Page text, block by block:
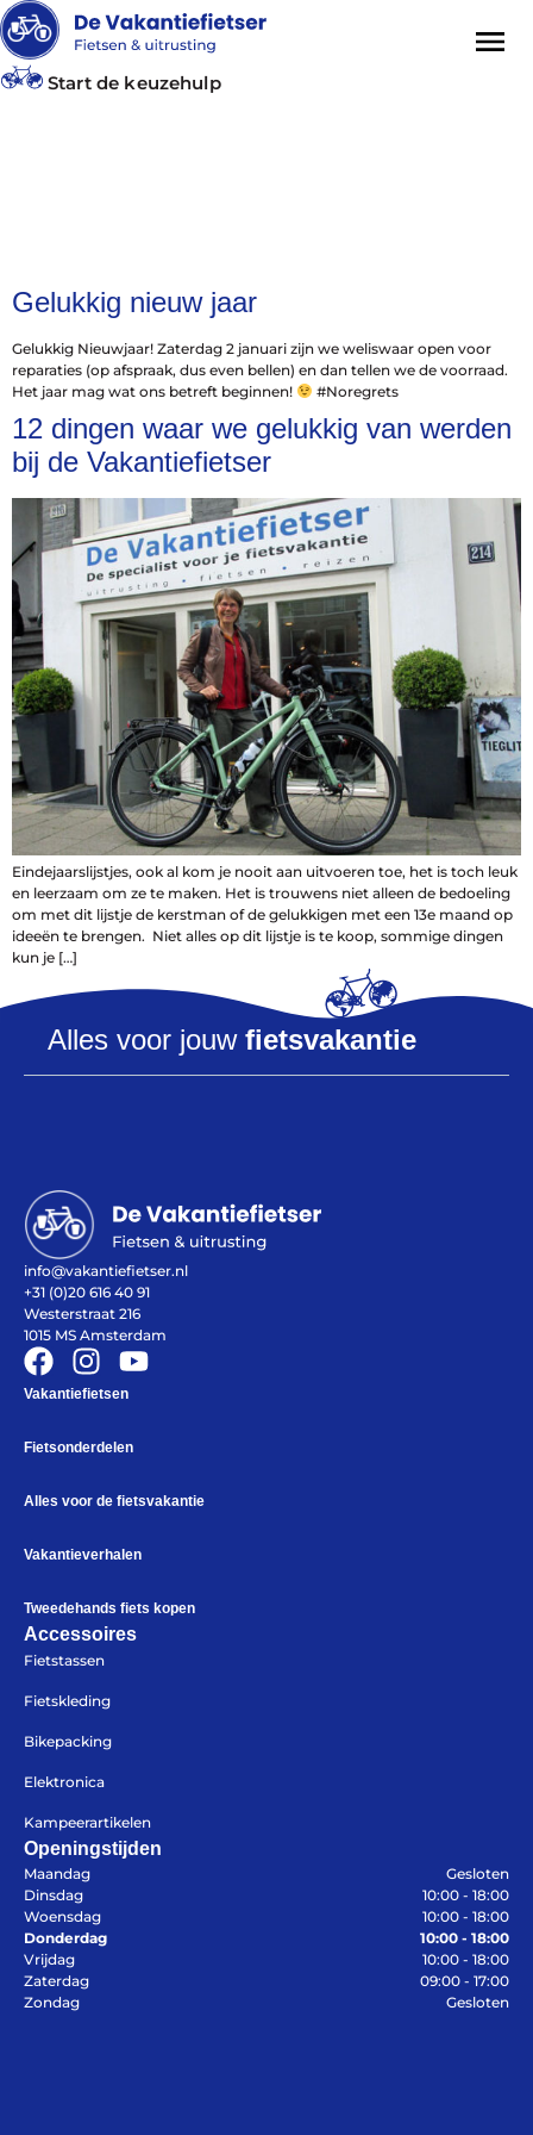
Vakantiefietsen
Intakelijst voor een vakantiefiets
Keuzehulp: Hoe kies je een vakantiefiets
Keuzehulp: Elektrische fiets
Merken
Fietsverzekering Afsluiten
Help mij bijhet
kiezenvan een fiets
Maak een afspraak
Over ons
Sturen
Kleding
kiezen
Maak een afspraak
Over ons
De winkel
Start de keuzehulp
Gelukkig nieuw jaar
Gelukkig Nieuwjaar! Zaterdag 2 januari zijn we weliswaar open voor
reparaties (op afspraak, dus even bellen) en dan tellen we de voorraad.
Het jaar mag wat ons betreft beginnen!
#Noregrets
12 dingen waar we gelukkig van werden
bij de Vakantiefietser
Eindejaarslijstjes, ook al kom je nooit aan uitvoeren toe, het is toch leuk
en leerzaam om ze te maken. Het is trouwens niet alleen de bedoeling
om met dit lijstje de kerstman of de gelukkigen met een 13e maand op
ideeën te brengen. Niet alles op dit lijstje is te koop, sommige dingen
kun je […]
Alles voor jouw fietsvakantie
info@vakantiefietser.nl
+31 (0)20 616 40 91
Westerstraat 216
1015 MS Amsterdam
Vakantiefietsen
Fietsonderdelen
Alles voor de fietsvakantie
Vakantieverhalen
Tweedehands fiets kopen
Accessoires
Fietstassen
Fietskleding
Bikepacking
Elektronica
Kampeerartikelen
Openingstijden
Maandag
Gesloten
Dinsdag
10:00 - 18:00
Woensdag
10:00 - 18:00
Donderdag
10:00 - 18:00
Vrijdag
10:00 - 18:00
Zaterdag
09:00 - 17:00
Zondag
Gesloten